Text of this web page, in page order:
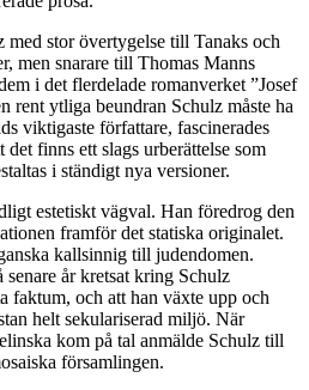
med stor övertygelse till Tanaks och
men snarare till Thomas Manns
i det flerdelade romanverket ”Josef
rent ytliga beundran Schulz måste ha
viktigaste författare, fascinerades
finns ett slags urberättelse som
i ständigt nya versioner.
estetiskt vägval. Han föredrog den
framför det statiska originalet.
kallsinnig till judendomen.
år kretsat kring Schulz
faktum, och att han växte upp och
helt sekulariserad miljö. När
kom på tal anmälde Schulz till
församlingen.